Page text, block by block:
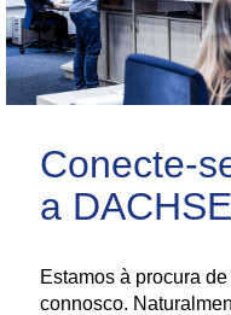
Conecte-
a
Estamos à procura
connosco.